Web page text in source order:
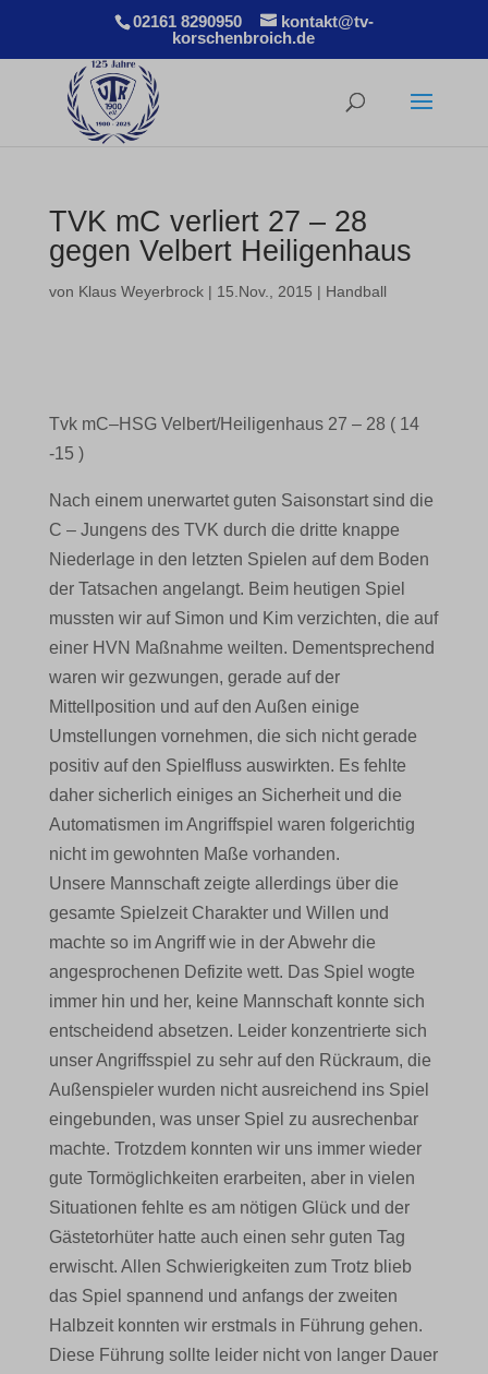
02161 8290950
kontakt@tv-
korschenbroich.de
TVK mC verliert 27 – 28
gegen Velbert Heiligenhaus
von Klaus Weyerbrock| 15.Nov., 2015 | Handball
Tvk mC–HSG Velbert/Heiligenhaus 27 – 28 ( 14
-15 )
Nach einem unerwartet guten Saisonstart sind die
C – Jungens des TVK durch die dritte knappe
Niederlage in den letzten Spielen auf dem Boden
der Tatsachen angelangt. Beim heutigen Spiel
mussten wir auf Simon und Kim verzichten, die auf
einer HVN Maßnahme weilten. Dementsprechend
waren wir gezwungen, gerade auf der
Mittellposition und auf den Außen einige
Umstellungen vornehmen, die sich nicht gerade
positiv auf den Spielfluss auswirkten. Es fehlte
daher sicherlich einiges an Sicherheit und die
Automatismen im Angriffspiel waren folgerichtig
nicht im gewohnten Maße vorhanden.
Unsere Mannschaft zeigte allerdings über die
gesamte Spielzeit Charakter und Willen und
machte so im Angriff wie in der Abwehr die
angesprochenen Defizite wett. Das Spiel wogte
immer hin und her, keine Mannschaft konnte sich
entscheidend absetzen. Leider konzentrierte sich
unser Angriffsspiel zu sehr auf den Rückraum, die
Außenspieler wurden nicht ausreichend ins Spiel
eingebunden, was unser Spiel zu ausrechenbar
machte. Trotzdem konnten wir uns immer wieder
gute Tormöglichkeiten erarbeiten, aber in vielen
Situationen fehlte es am nötigen Glück und der
Gästetorhüter hatte auch einen sehr guten Tag
erwischt. Allen Schwierigkeiten zum Trotz blieb
das Spiel spannend und anfangs der zweiten
Halbzeit konnten wir erstmals in Führung gehen.
Diese Führung sollte leider nicht von langer Dauer